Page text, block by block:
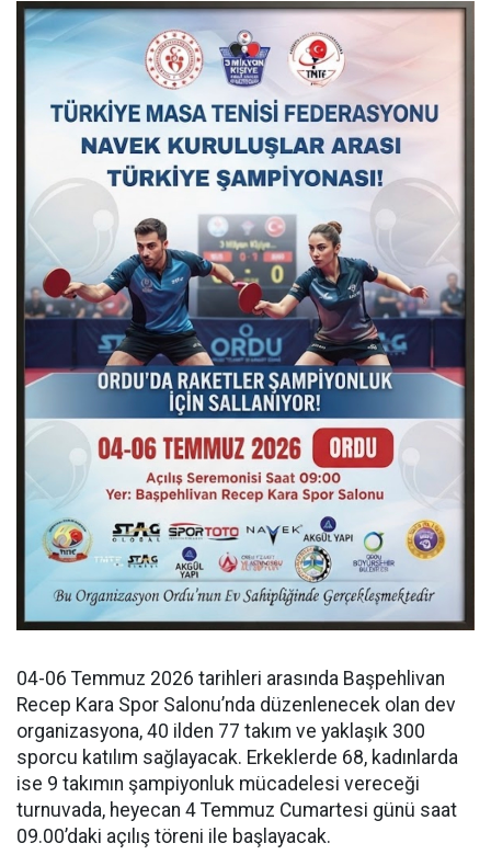
04-06 Temmuz 2026 tarihleri arasında Başpehlivan
Recep Kara Spor Salonu’nda düzenlenecek olan dev
organizasyona, 40 ilden 77 takım ve yaklaşık 300
sporcu katılım sağlayacak. Erkeklerde 68, kadınlarda
ise 9 takımın şampiyonluk mücadelesi vereceği
turnuvada, heyecan 4 Temmuz Cumartesi günü saat
09.00’daki açılış töreni ile başlayacak.